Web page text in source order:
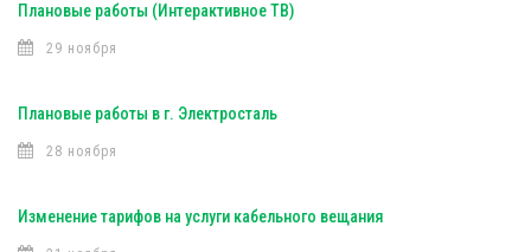
Плановые работы (Интерактивное ТВ)
29 ноября
Плановые работы в г. Электросталь
28 ноября
Изменение тарифов на услуги кабельного вещания